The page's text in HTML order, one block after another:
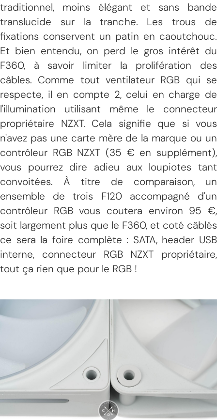
traditionnel, moins élégant et sans bande
translucide sur la tranche. Les trous de
fixations conservent un patin en caoutchouc.
Et bien entendu, on perd le gros intérêt du
F360, à savoir limiter la prolifération des
câbles. Comme tout ventilateur RGB qui se
respecte, il en compte 2, celui en charge de
l'illumination utilisant même le connecteur
propriétaire NZXT. Cela signifie que si vous
n'avez pas une carte mère de la marque ou un
contrôleur RGB NZXT (35 € en supplément),
vous pourrez dire adieu aux loupiotes tant
convoitées. À titre de comparaison, un
ensemble de trois F120 accompagné d'un
contrôleur RGB vous coutera environ 95 €,
soit largement plus que le F360, et coté câblés
ce sera la foire complète : SATA, header USB
interne, connecteur RGB NZXT propriétaire,
tout ça rien que pour le RGB !